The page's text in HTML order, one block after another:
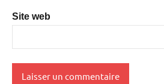
Site web